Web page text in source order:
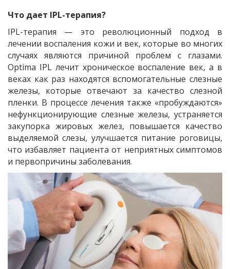
Что дает IPL-терапия?
IPL-терапия — это революционный подход в
лечении воспаления кожи и век, которые во многих
случаях являются причиной проблем с глазами.
Optima IPL лечит хроническое воспаление век, а в
веках как раз находятся вспомогательные слезные
железы, которые отвечают за качество слезной
пленки. В процессе лечения также «пробуждаются»
нефункционирующие слезные железы, устраняется
закупорка жировых желез, повышается качество
выделяемой слезы, улучшается питание роговицы,
что избавляет пациента от неприятных симптомов
и первопричины заболевания.